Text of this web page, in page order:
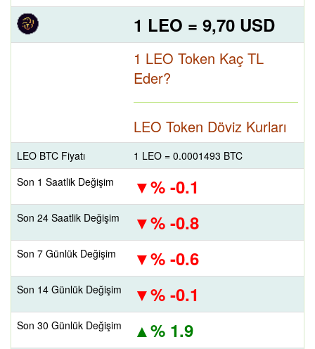
1 LEO = 9,70 USD
1 LEO Token Kaç TL
Eder?
LEO Token Döviz Kurları
LEO BTC Fiyatı
1 LEO = 0.0001493 BTC
Son 1 Saatlik Değişim
% -0.1
Son 24 Saatlik Değişim % -0.8
Son 7 Günlük Değişim % -0.6
Son 14 Günlük Değişim % -0.1
Son 30 Günlük Değişim % 1.9